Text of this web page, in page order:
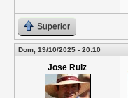
Superior
Dom, 19/10/2025 - 20:10
Jose Ruiz